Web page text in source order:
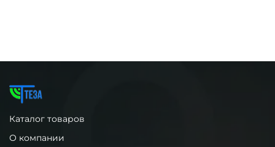
Каталог товаров
О компании